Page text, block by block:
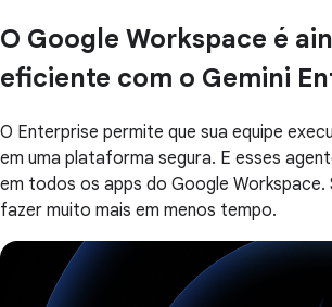
O Google Workspace é
eficiente com o Gemini
O Enterprise permite que sua equipe
em uma plataforma segura. E esses
em todos os apps do Google Workspace.
fazer muito mais em menos tempo.